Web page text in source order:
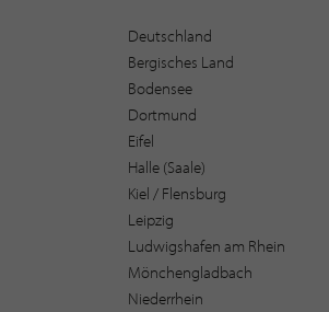
Deutschland
Bergisches Land
Bodensee
Dortmund
Eifel
Halle (Saale)
Kiel / Flensburg
Leipzig
Ludwigshafen am Rhein
Mönchengladbach
Niederrhein